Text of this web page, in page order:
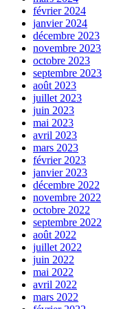
février 2024
janvier 2024
décembre 2023
novembre 2023
octobre 2023
septembre 2023
août 2023
juillet 2023
juin 2023
mai 2023
avril 2023
mars 2023
février 2023
janvier 2023
décembre 2022
novembre 2022
octobre 2022
septembre 2022
août 2022
juillet 2022
juin 2022
mai 2022
avril 2022
mars 2022